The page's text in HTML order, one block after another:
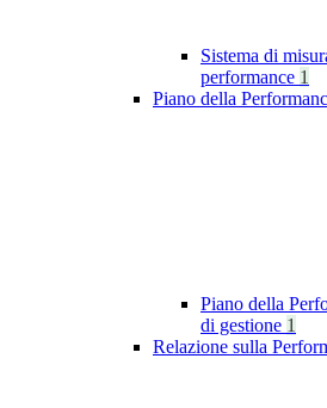
Sistema di
performance 1
Piano della
Piano della
di gestione 1
Relazione sulla